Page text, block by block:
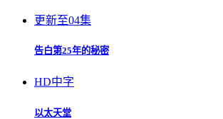
更新至04集
告白第25年的秘密
HD中字
以太天堂